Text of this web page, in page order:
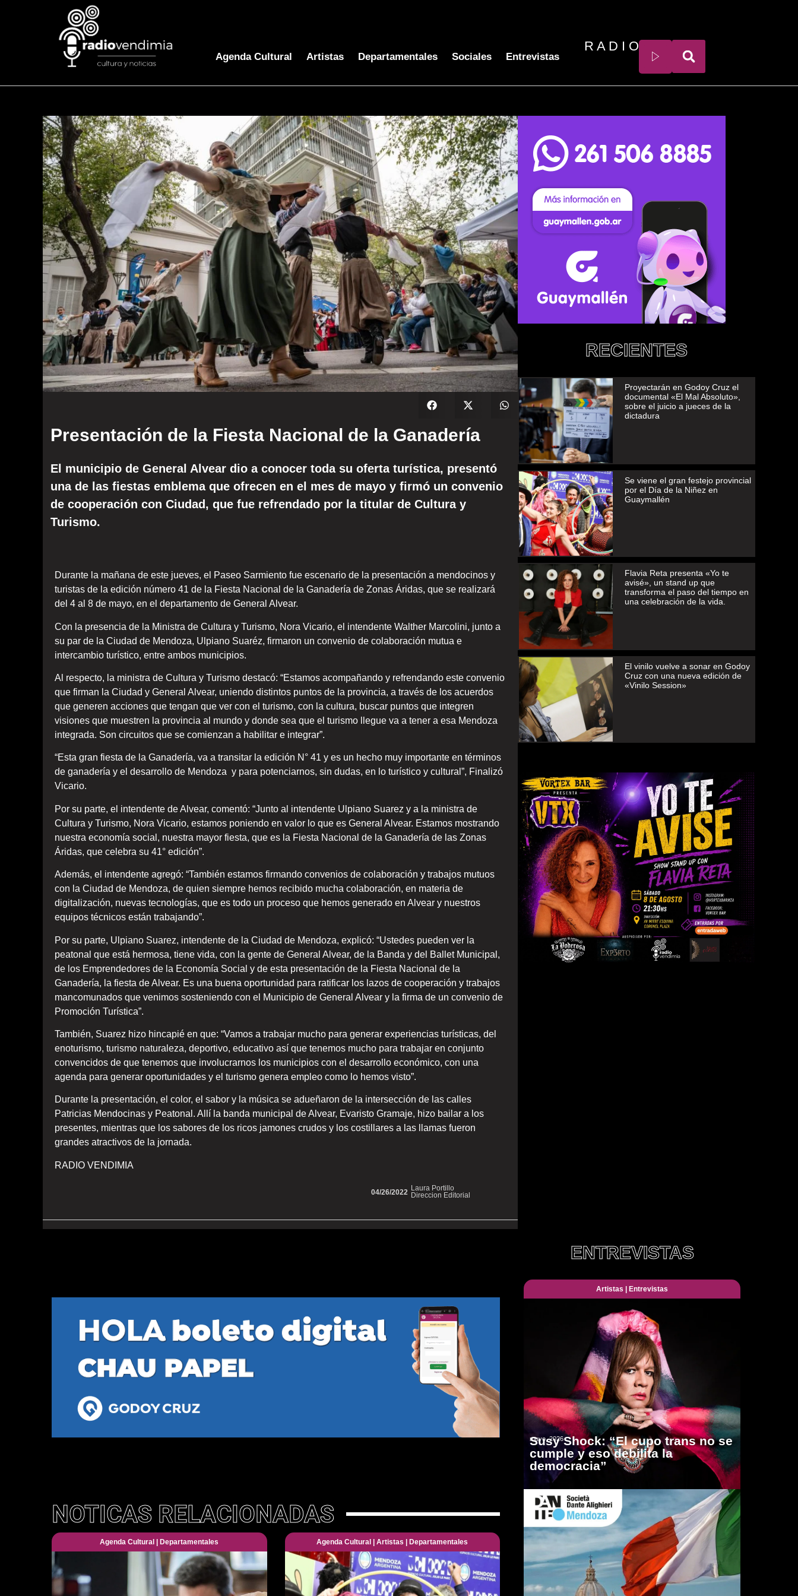
Agenda Cultural Artistas Departamentales Sociales Entrevistas
R A D I O
Presentación de la Fiesta Nacional de la Ganadería
El municipio de General Alvear dio a conocer toda su oferta turística, presentó
una de las fiestas emblema que ofrecen en el mes de mayo y firmó un convenio
de cooperación con Ciudad, que fue refrendado por la titular de Cultura y
Turismo.
Durante la mañana de este jueves, el Paseo Sarmiento fue escenario de la presentación a mendocinos y
turistas de la edición número 41 de la Fiesta Nacional de la Ganadería de Zonas Áridas, que se realizará
del 4 al 8 de mayo, en el departamento de General Alvear.
Con la presencia de la Ministra de Cultura y Turismo, Nora Vicario, el intendente Walther Marcolini, junto a
su par de la Ciudad de Mendoza, Ulpiano Suaréz, firmaron un convenio de colaboración mutua e
intercambio turístico, entre ambos municipios.
Al respecto, la ministra de Cultura y Turismo destacó: “Estamos acompañando y refrendando este convenio
que firman la Ciudad y General Alvear, uniendo distintos puntos de la provincia, a través de los acuerdos
que generen acciones que tengan que ver con el turismo, con la cultura, buscar puntos que integren
visiones que muestren la provincia al mundo y donde sea que el turismo llegue va a tener a esa Mendoza
integrada. Son circuitos que se comienzan a habilitar e integrar”.
“Esta gran fiesta de la Ganadería, va a transitar la edición N° 41 y es un hecho muy importante en términos
de ganadería y el desarrollo de Mendoza y para potenciarnos, sin dudas, en lo turístico y cultural”, Finalizó
Vicario.
Por su parte, el intendente de Alvear, comentó: “Junto al intendente Ulpiano Suarez y a la ministra de
Cultura y Turismo, Nora Vicario, estamos poniendo en valor lo que es General Alvear. Estamos mostrando
nuestra economía social, nuestra mayor fiesta, que es la Fiesta Nacional de la Ganadería de las Zonas
Áridas, que celebra su 41° edición”.
Además, el intendente agregó: “También estamos firmando convenios de colaboración y trabajos mutuos
con la Ciudad de Mendoza, de quien siempre hemos recibido mucha colaboración, en materia de
digitalización, nuevas tecnologías, que es todo un proceso que hemos generado en Alvear y nuestros
equipos técnicos están trabajando”.
Por su parte, Ulpiano Suarez, intendente de la Ciudad de Mendoza, explicó: “Ustedes pueden ver la
peatonal que está hermosa, tiene vida, con la gente de General Alvear, de la Banda y del Ballet Municipal,
de los Emprendedores de la Economía Social y de esta presentación de la Fiesta Nacional de la
Ganadería, la fiesta de Alvear. Es una buena oportunidad para ratificar los lazos de cooperación y trabajos
mancomunados que venimos sosteniendo con el Municipio de General Alvear y la firma de un convenio de
Promoción Turística”.
También, Suarez hizo hincapié en que: “Vamos a trabajar mucho para generar experiencias turísticas, del
enoturismo, turismo naturaleza, deportivo, educativo así que tenemos mucho para trabajar en conjunto
convencidos de que tenemos que involucrarnos los municipios con el desarrollo económico, con una
agenda para generar oportunidades y el turismo genera empleo como lo hemos visto”.
Durante la presentación, el color, el sabor y la música se adueñaron de la intersección de las calles
Patricias Mendocinas y Peatonal. Allí la banda municipal de Alvear, Evaristo Gramaje, hizo bailar a los
presentes, mientras que los sabores de los ricos jamones crudos y los costillares a las llamas fueron
grandes atractivos de la jornada.
RADIO VENDIMIA
Laura Portillo
Direccion Editorial
04/26/2022
RECIENTES
Proyectarán en Godoy Cruz el
documental «El Mal Absoluto»,
sobre el juicio a jueces de la
dictadura
Se viene el gran festejo provincial
por el Día de la Niñez en
Guaymallén
Flavia Reta presenta «Yo te
avisé», un stand up que
transforma el paso del tiempo en
una celebración de la vida.
El vinilo vuelve a sonar en Godoy
Cruz con una nueva edición de
«Vinilo Session»
NOTICAS RELACIONADAS
Agenda Cultural |Departamentales Agenda Cultural |Artistas |Departamentales
ENTREVISTAS
Artistas |Entrevistas
mayo, 2026
Susy Shock: “El cupo trans no se
cumple y eso debilita la
democracia”